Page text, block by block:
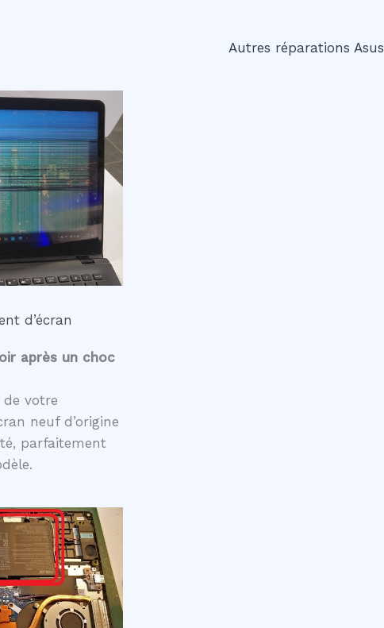
Autres réparations Asus
d’écran
après un choc
votre
neuf d’origine
parfaitement